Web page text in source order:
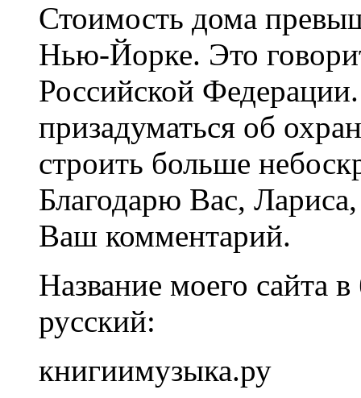
Стоимость дома
Нью-Йорке. Это
Российской
призадуматься об
строить больше
Благодарю Вас,
Ваш комментарий.
Название моего сайта
русский:
книгиимузыка.ру